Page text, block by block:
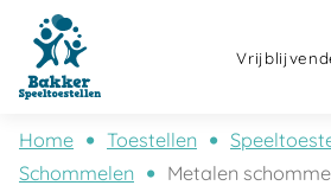
Home Toestellen
Schommelen
Metalen